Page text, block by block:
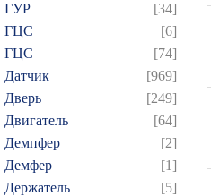
ГУР
[34]
ГЦC
[6]
ГЦС
[74]
Датчик
[969]
Дверь
[249]
Двигатель
[64]
Демпфер
[2]
Демфер
[1]
Держатель
[5]